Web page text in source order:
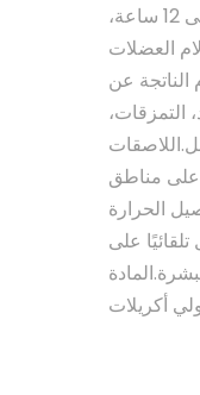
عميقة مريحة تدوم حتى 12 ساعة،
العضلات
الناتجة عن
التمزقات،
على مناطق
الحرارة
على
أكريلات